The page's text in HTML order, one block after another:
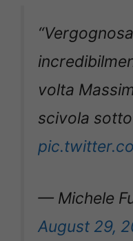
volta
scivola
— Michele
August 29,